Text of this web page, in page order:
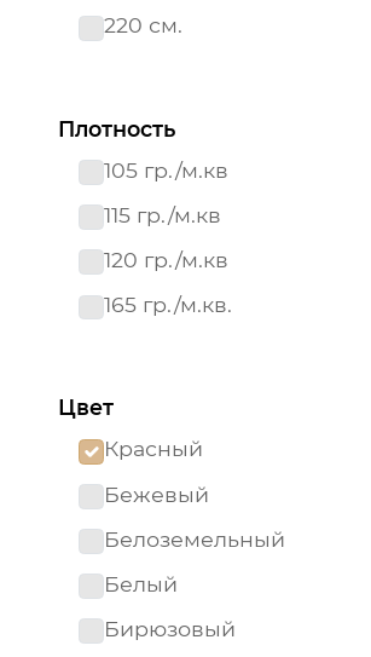
220 см.
Плотность
105 гр./м.кв
115 гр./м.кв
120 гр./м.кв
165 гр./м.кв.
Цвет
Красный
Бежевый
Белоземельный
Белый
Бирюзовый